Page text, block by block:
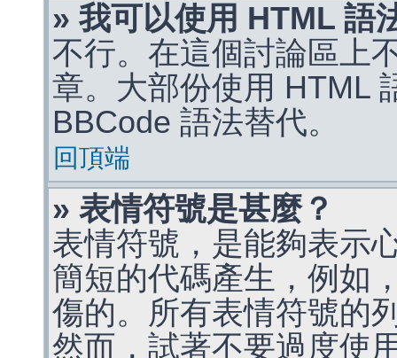
» 我可以使用 HTML 語
不行。在這個討論區上
章。大部份使用 HTML
BBCode 語法替代。
回頂端
» 表情符號是甚麼？
表情符號，是能夠表示
簡短的代碼產生，例如
傷的。所有表情符號的
然而，試著不要過度使